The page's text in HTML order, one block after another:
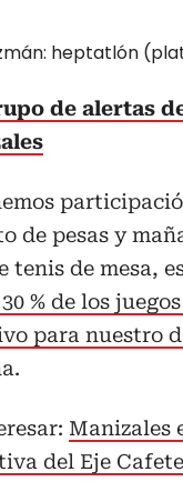
heptatlón
de alertas
de pesas y
tenis de mesa,
% de los
para nuestro
Manizales
del Eje